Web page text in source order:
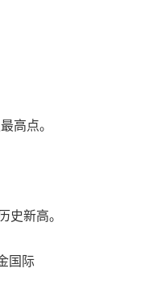
高点。
新高。
国际